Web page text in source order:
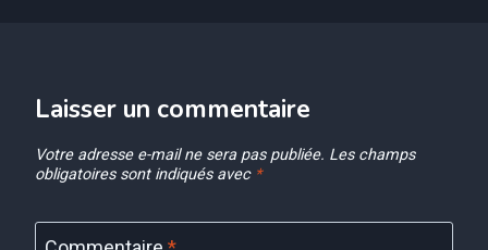
Laisser un commentaire
Votre adresse e-mail ne sera pas publiée. Les champs
obligatoires sont indiqués avec *